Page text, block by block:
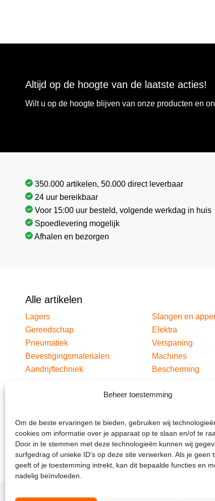
Beheer toestemming
Om de beste ervaringen te bieden, gebruiken wij
cookies om informatie over je apparaat op te slaan en/of te
Door in te stemmen met deze technologieën kunnen wij
surfgedrag of unieke ID’s op deze site verwerken. Als je geen
geeft of je toestemming intrekt, kan dit bepaalde functies en
nadelig beïnvloeden.
Altijd op de hoogte van de laatste acties!
Wilt u op de hoogte blijven van onze producten en
350.000 artikelen, 50.000 direct leverbaar
24 uur bereikbaar
Voor 15:00 uur besteld, volgende werkdag in huis
Spoedlevering mogelijk
Afhalen en bezorgen
Alle artikelen
Lagers
Gereedschap
Pneumatiek
Bevestigingsmaterialen
Aandrijftechniek
Slangen en
Elektra
Verspaning
Machines
Bescherming